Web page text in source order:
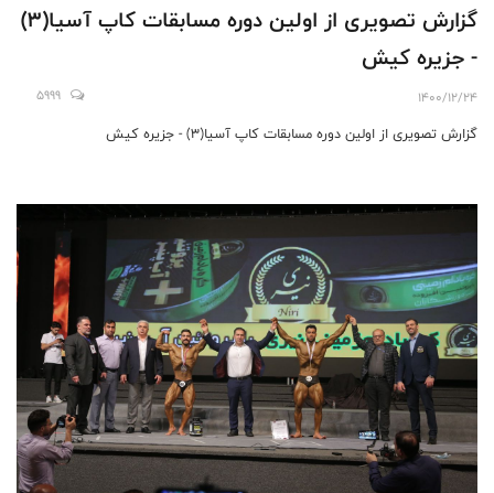
گزارش تصویری از اولین دوره مسابقات کاپ آسیا(٣)
- جزیره کیش
1400/12/24
5999
گزارش تصویری از اولین دوره مسابقات کاپ آسیا(٣) - جزیره کیش